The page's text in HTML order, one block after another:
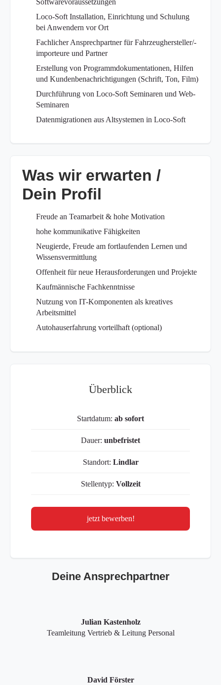
Loco-Soft Installation, Einrichtung und Schulung
bei Anwendern vor Ort
Fachlicher Ansprechpartner für Fahrzeughersteller/-
importeure und Partner
Erstellung von Programmdokumentationen, Hilfen
und Kundenbenachrichtigungen (Schrift, Ton, Film)
Durchführung von Loco-Soft Seminaren und Web-
Seminaren
Datenmigrationen aus Altsystemen in Loco-Soft
Was wir erwarten /
Dein Profil
Freude an Teamarbeit & hohe Motivation
hohe kommunikative Fähigkeiten
Neugierde, Freude am fortlaufenden Lernen und
Wissensvermittlung
Offenheit für neue Herausforderungen und Projekte
Kaufmännische Fachkenntnisse
Nutzung von IT-Komponenten als kreatives
Arbeitsmittel
Autohauserfahrung vorteilhaft (optional)
Überblick
Startdatum: ab sofort
Dauer: unbefristet
Standort: Lindlar
Stellentyp: Vollzeit
jetzt bewerben!
Deine Ansprechpartner
Julian Kastenholz
Teamleitung Vertrieb & Leitung Personal
David Förster